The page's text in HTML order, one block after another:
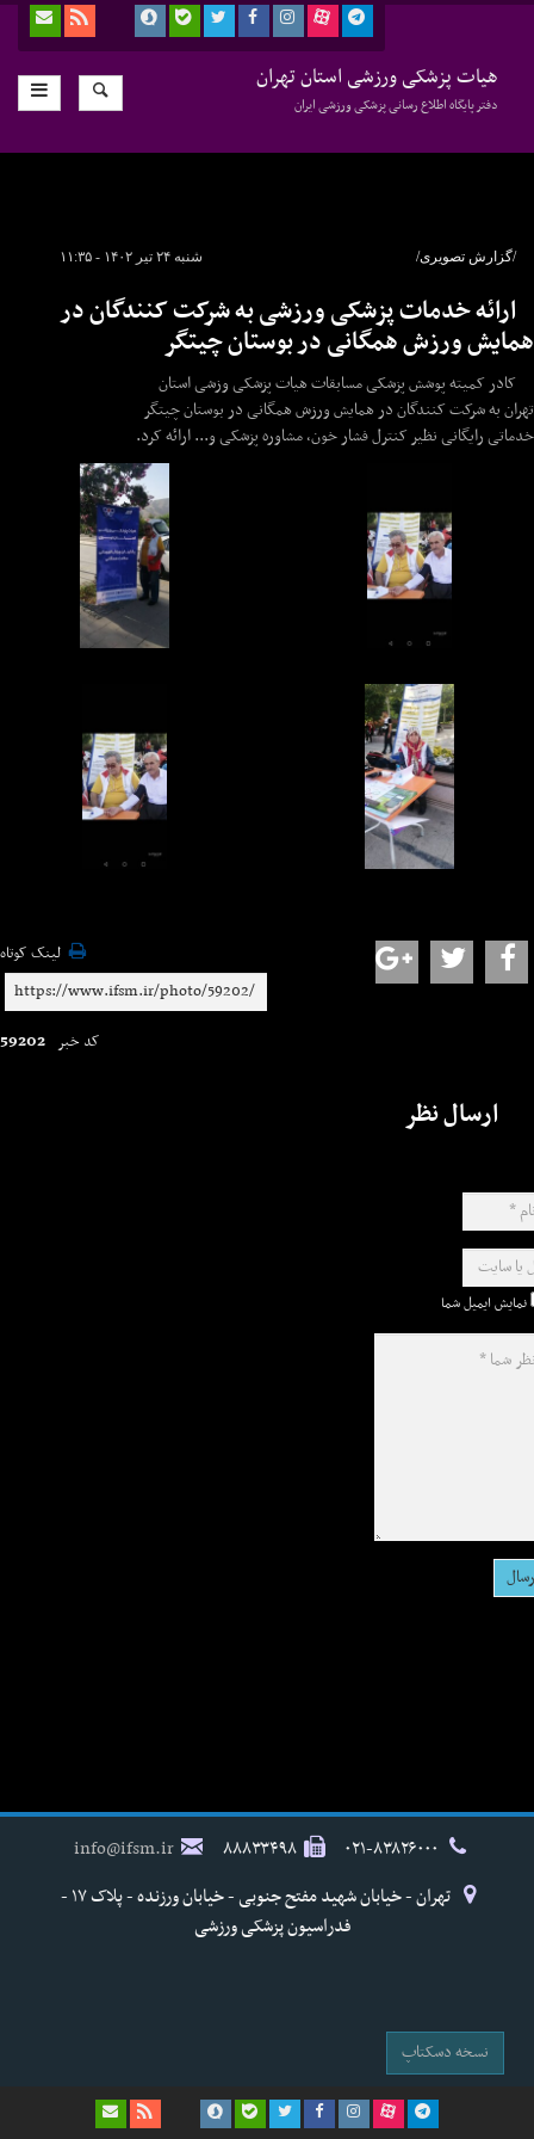
هیات پزشکی ورزشی استان تهران
دفتر پایگاه اطلاع رسانی پزشکی ورزشی ایران
شنبه ۲۴ تیر ۱۴۰۲ - ۱۱:۳۵ /گزارش تصویری/
ارائه خدمات پزشکی ورزشی به شرکت کنندگان در
همایش ورزش همگانی در بوستان چیتگر
کادر کمیته پوشش پزشکی مسابقات هیات پزشکی وزشی استان
تهران به شرکت کنندگان در همایش ورزش همگانی در بوستان چیتگر
خدماتی رایگانی نظیر کنترل فشار خون، مشاوره پزشکی و... ارائه کرد.
لینک کوتاه
کد خبر 59202
ارسال نظر
نمایش ایمیل شما
۸۸۸۳۳۴۹۸
info@ifsm.ir
تهران - خیابان شهید مفتح جنوبی - خیابان ورزنده - پلاک ۱۷ -
فدراسیون پزشکی ورزشی
نسخه دسکتاپ